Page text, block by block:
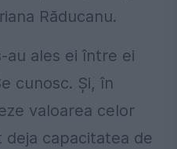
Răducanu.
au ales ei între ei
cunosc. Şi, în
valoarea celor
capacitatea de